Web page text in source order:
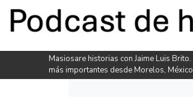
Masiosare historias con Jaime Luis
más importantes desde Morelos,